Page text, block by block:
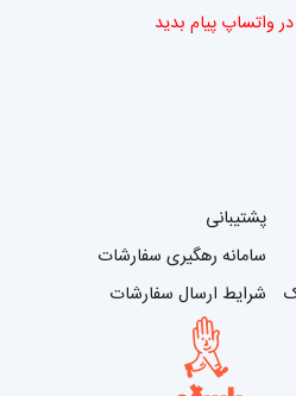
واتساپ پیام بدید
پشتیبانی
سامانه رهگیری سفارشات
شرایط ارسال سفارشات